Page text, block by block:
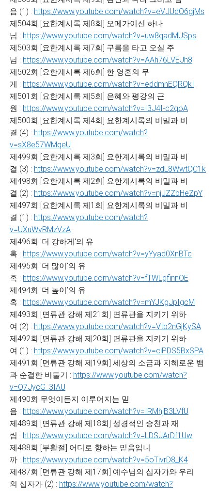
음 (1) : https://www.youtube.com/watch?v=eVJUdO6gjMs
제504회 [요한계시록 제8회] 오메가이신 하나
님 : https://www.youtube.com/watch?v=uw8qadMUSps
제503회 [요한계시록 제7회] 구름을 타고 오실 주
님 : https://www.youtube.com/watch?v=AAh76LVEJh8
제502회 [요한계시록 제6회] 한 영혼의 무
게 : https://www.youtube.com/watch?v=eddmnEQRQkI
제501회 [요한계시록 제5회] 은혜와 평강의 근
원 : https://www.youtube.com/watch?v=I3J4I-c2qoA
제500회 [요한계시록 제4회] 요한계시록의 비밀과 비
결 (4) : https://www.youtube.com/watch?
v=sX8e57WMqeU
제499회 [요한계시록 제3회] 요한계시록의 비밀과 비
결 (3) : https://www.youtube.com/watch?v=zdL8WwtQC1k
제498회 [요한계시록 제2회] 요한계시록의 비밀과 비
결 (2) : https://www.youtube.com/watch?v=njJZZbHeZpY
제497회 [요한계시록 제1회] 요한계시록의 비밀과 비
결 (1) : https://www.youtube.com/watch?
v=UXuWvRMzVzA
제496회 '더 강하게'의 유
혹 : https://www.youtube.com/watch?v=yYyad0XnBTc
제495회 '더 많이'의 유
혹 : https://www.youtube.com/watch?v=fTWLgfinnOE
제494회 '더 높이'의 유
혹 : https://www.youtube.com/watch?v=mYJKgJpIgcM
제493회 [면류관 강해 제21회] 면류관을 지키기 위하
여 (2) : https://www.youtube.com/watch?v=Vtb2nGjKySA
제492회 [면류관 강해 제20회] 면류관을 지키기 위하
여 (1) : https://www.youtube.com/watch?v=ciPDS5BxSPA
제491회 [면류관 강해 제19회] 세상의 소금과 지혜로운 뱀
과 순결한 비둘기 : https://www.youtube.com/watch?
v=Q7JycG_3IAU
제490회 무엇이든지 이루어지는 믿
음 : https://www.youtube.com/watch?v=IRMhjB3LVfU
제489회 [면류관 강해 제18회] 성경적인 승천과 재
림 : https://www.youtube.com/watch?v=LDSJArDf1Uw
제488회 [부활절] 어디로 향하는 믿음입니
까 : https://www.youtube.com/watch?v=5oTivrD8_K4
제487회 [면류관 강해 제17회] 예수님의 십자가와 우리
의 십자가 (2) : https://www.youtube.com/watch?